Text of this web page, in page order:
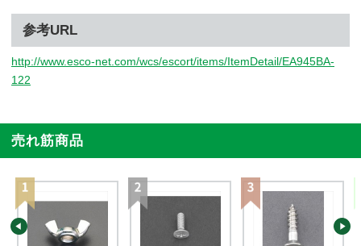
参考URL
http://www.esco-net.com/wcs/escort/items/ItemDetail/EA945BA-
122
売れ筋商品